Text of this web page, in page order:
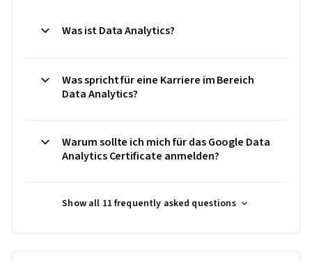
Was ist Data Analytics?
Was spricht für eine Karriere im Bereich
Data Analytics?
Warum sollte ich mich für das Google Data
Analytics Certificate anmelden?
Show all 11 frequently asked questions